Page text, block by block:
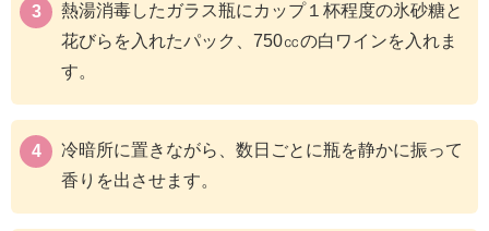
熱湯消毒したガラス瓶にカップ１杯程度の氷砂糖と
花びらを入れたパック、750㏄の白ワインを入れま
す。
冷暗所に置きながら、数日ごとに瓶を静かに振って
香りを出させます。